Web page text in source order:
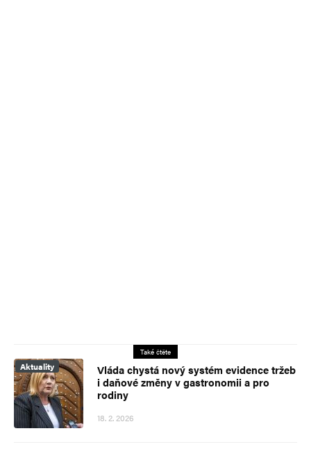
Také čtěte
Aktuality
Vláda chystá nový systém evidence tržeb
i daňové změny v gastronomii a pro
rodiny
18. 2. 2026